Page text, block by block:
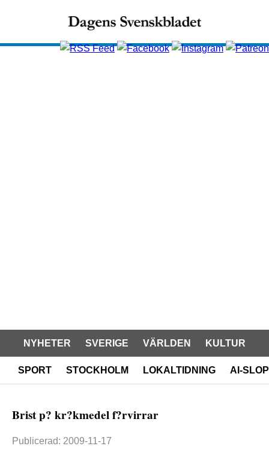
NYHETER SVERIGE VÄRLDEN KULTUR
SPORT STOCKHOLM LOKALTIDNING AI-SLOP
Brist p? kr?kmedel f?rvirrar
Publicerad: 2009-11-17